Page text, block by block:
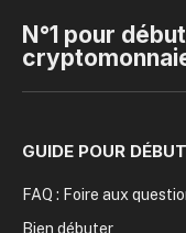
N°1 pour
GUIDE POUR
FAQ : Foire aux
Bien débuter